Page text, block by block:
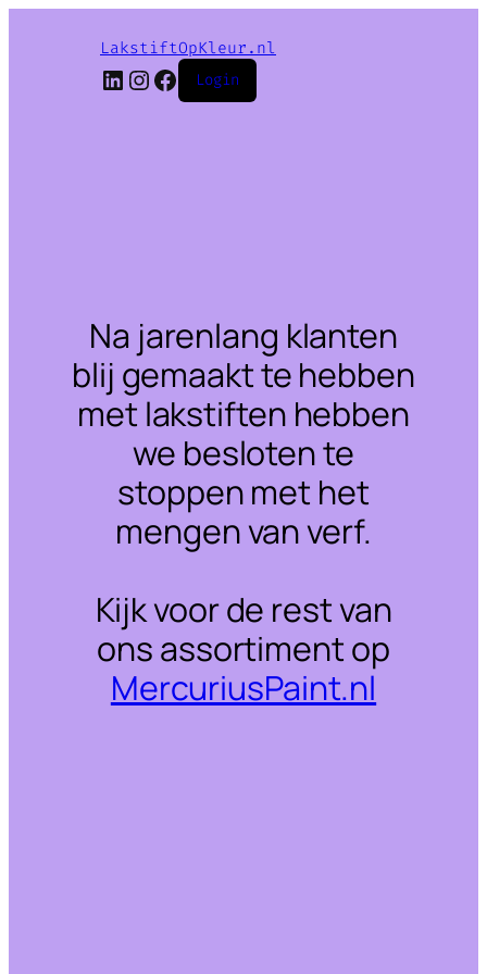
LakstiftOpKleur.nl
LinkedIn
Instagram
Facebook
Login
Na jarenlang klanten
blij gemaakt te hebben
met lakstiften hebben
we besloten te
stoppen met het
mengen van verf.
Kijk voor de rest van
ons assortiment op
MercuriusPaint.nl